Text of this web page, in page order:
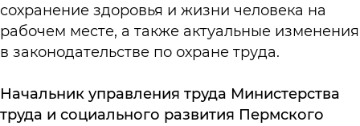
сохранение здоровья и жизни человека на
рабочем месте, а также актуальные изменения
в законодательстве по охране труда.
Начальник управления труда Министерства
труда и социального развития Пермского